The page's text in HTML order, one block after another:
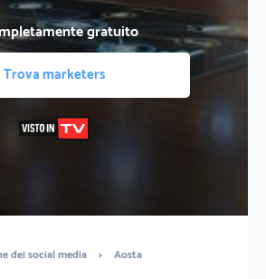
gratuito
Trova marketers
dei social media > Aosta